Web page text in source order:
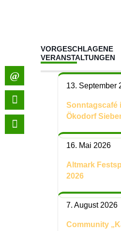
VORGESCHLAGENE
VERANSTALTUNGEN
13. September
Sonntagscafé
Ökodorf
16. Mai 2026
Altmark
2026
7. August 2026
Community